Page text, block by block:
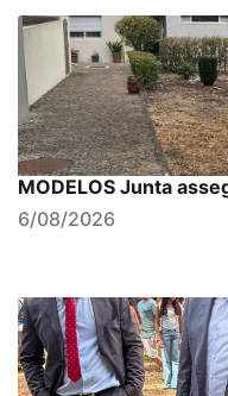
MODELOS Junta
6/08/2026